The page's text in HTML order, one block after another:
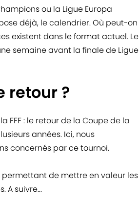
ou la Ligue Europa
déjà, le calendrier. Où peut-on
existent dans le format actuel. Le
semaine avant la finale de Ligue
retour ?
FFF : le retour de la Coupe de la
années. Ici, nous
concernés par ce tournoi.
de mettre en valeur les
A suivre...